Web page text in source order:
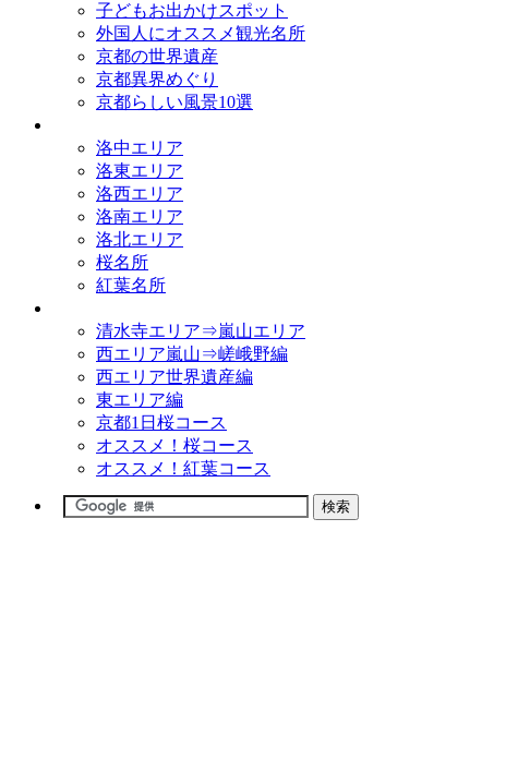
子どもお出かけスポット
外国人にオススメ観光名所
京都の世界遺産
京都異界めぐり
京都らしい風景10選
洛中エリア
洛東エリア
洛西エリア
洛南エリア
洛北エリア
桜名所
紅葉名所
清水寺エリア⇒嵐山エリア
西エリア嵐山⇒嵯峨野編
西エリア世界遺産編
東エリア編
京都1日桜コース
オススメ！桜コース
オススメ！紅葉コース